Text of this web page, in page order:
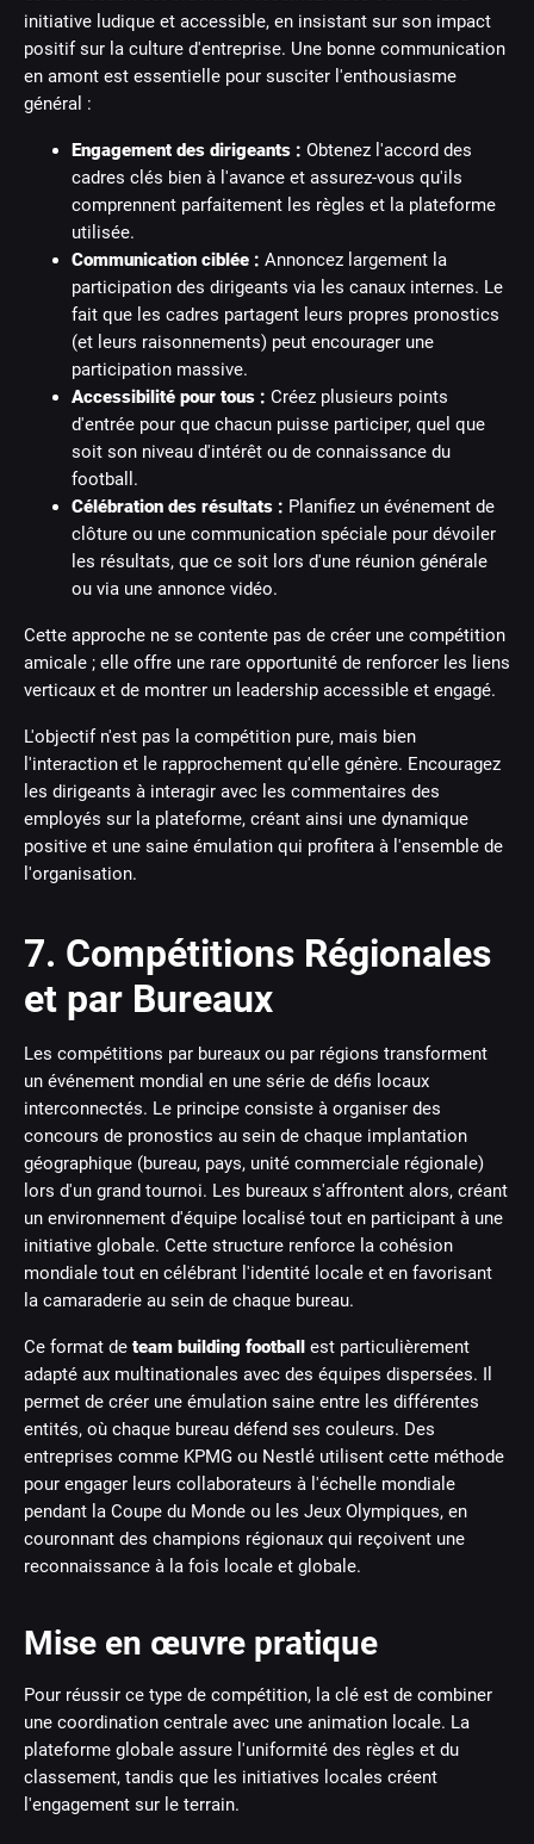
initiative ludique et accessible, en insistant sur son impact
positif sur la culture d'entreprise. Une bonne communication
en amont est essentielle pour susciter l'enthousiasme
général :
Engagement des dirigeants : Obtenez l'accord des
cadres clés bien à l'avance et assurez-vous qu'ils
comprennent parfaitement les règles et la plateforme
utilisée.
Communication ciblée : Annoncez largement la
participation des dirigeants via les canaux internes. Le
fait que les cadres partagent leurs propres pronostics
(et leurs raisonnements) peut encourager une
participation massive.
Accessibilité pour tous : Créez plusieurs points
d'entrée pour que chacun puisse participer, quel que
soit son niveau d'intérêt ou de connaissance du
football.
Célébration des résultats : Planifiez un événement de
clôture ou une communication spéciale pour dévoiler
les résultats, que ce soit lors d'une réunion générale
ou via une annonce vidéo.
Cette approche ne se contente pas de créer une compétition
amicale ; elle offre une rare opportunité de renforcer les liens
verticaux et de montrer un leadership accessible et engagé.
L'objectif n'est pas la compétition pure, mais bien
l'interaction et le rapprochement qu'elle génère. Encouragez
les dirigeants à interagir avec les commentaires des
employés sur la plateforme, créant ainsi une dynamique
positive et une saine émulation qui profitera à l'ensemble de
l'organisation.
7. Compétitions Régionales
et par Bureaux
Les compétitions par bureaux ou par régions transforment
un événement mondial en une série de défis locaux
interconnectés. Le principe consiste à organiser des
concours de pronostics au sein de chaque implantation
géographique (bureau, pays, unité commerciale régionale)
lors d'un grand tournoi. Les bureaux s'affrontent alors, créant
un environnement d'équipe localisé tout en participant à une
initiative globale. Cette structure renforce la cohésion
mondiale tout en célébrant l'identité locale et en favorisant
la camaraderie au sein de chaque bureau.
Ce format de team building football est particulièrement
adapté aux multinationales avec des équipes dispersées. Il
permet de créer une émulation saine entre les différentes
entités, où chaque bureau défend ses couleurs. Des
entreprises comme KPMG ou Nestlé utilisent cette méthode
pour engager leurs collaborateurs à l'échelle mondiale
pendant la Coupe du Monde ou les Jeux Olympiques, en
couronnant des champions régionaux qui reçoivent une
reconnaissance à la fois locale et globale.
Mise en œuvre pratique
Pour réussir ce type de compétition, la clé est de combiner
une coordination centrale avec une animation locale. La
plateforme globale assure l'uniformité des règles et du
classement, tandis que les initiatives locales créent
l'engagement sur le terrain.